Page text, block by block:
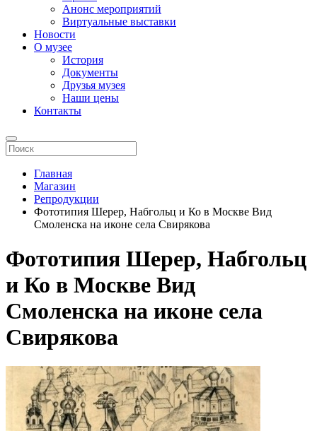
Анонс мероприятий
Виртуальные выставки
Новости
О музее
История
Документы
Друзья музея
Наши цены
Контакты
Главная
Магазин
Репродукции
Фототипия Шерер, Набгольц и Ко в Москве Вид
Смоленска на иконе села Свирякова
Фототипия Шерер, Набгольц
и Ко в Москве Вид
Смоленска на иконе села
Свирякова